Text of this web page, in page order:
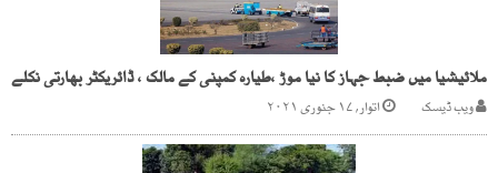
ملائیشیا میں ضبط جہاز کا نیا موڑ ،طیارہ کمپنی کے مالک ، ڈائریکٹر بھارتی نکلے
ویب ڈیسک اتوار, ۱۷ جنوری ۲۰۲۱